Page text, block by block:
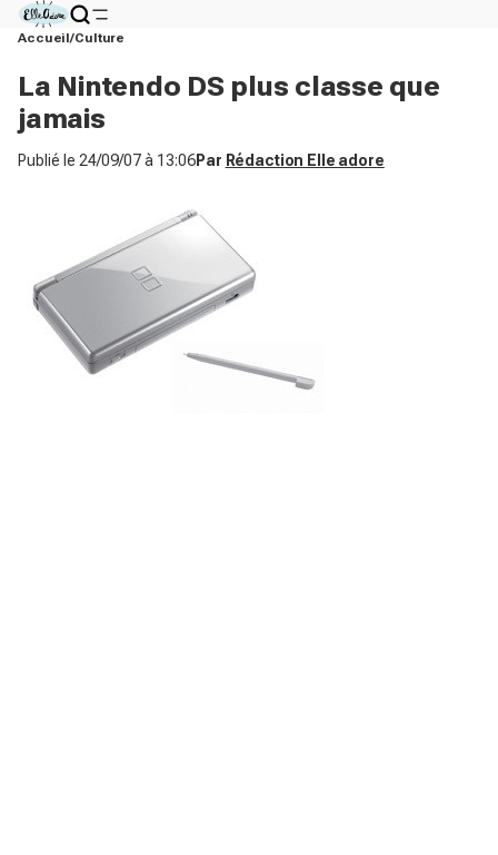
Accueil Culture
La Nintendo DS plus classe que
jamais
Publié le 24/09/07 à 13:06Par Rédaction Elle adore